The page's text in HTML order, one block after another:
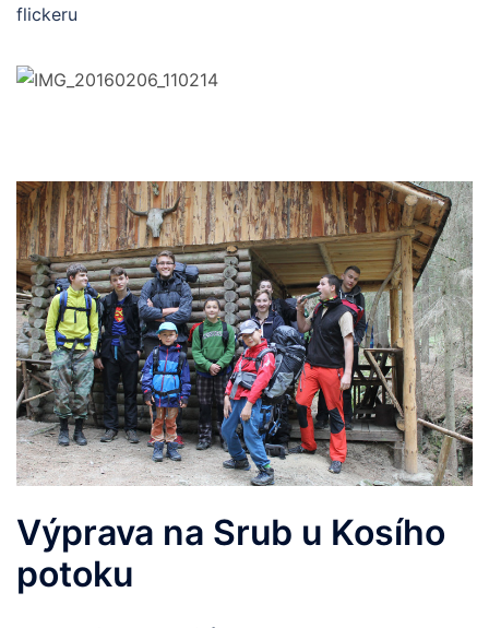
flickeru
Výprava na Srub u Kosího
potoku